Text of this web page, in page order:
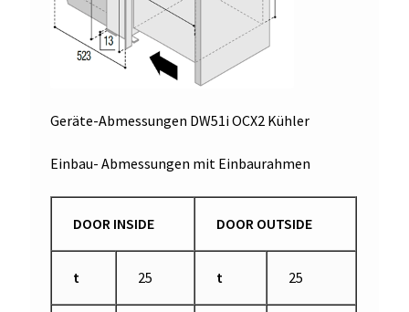
Geräte-Abmessungen DW51i OCX2 Kühler
Einbau- Abmessungen mit Einbaurahmen
DOOR INSIDE DOOR OUTSIDE
t 25 t 25